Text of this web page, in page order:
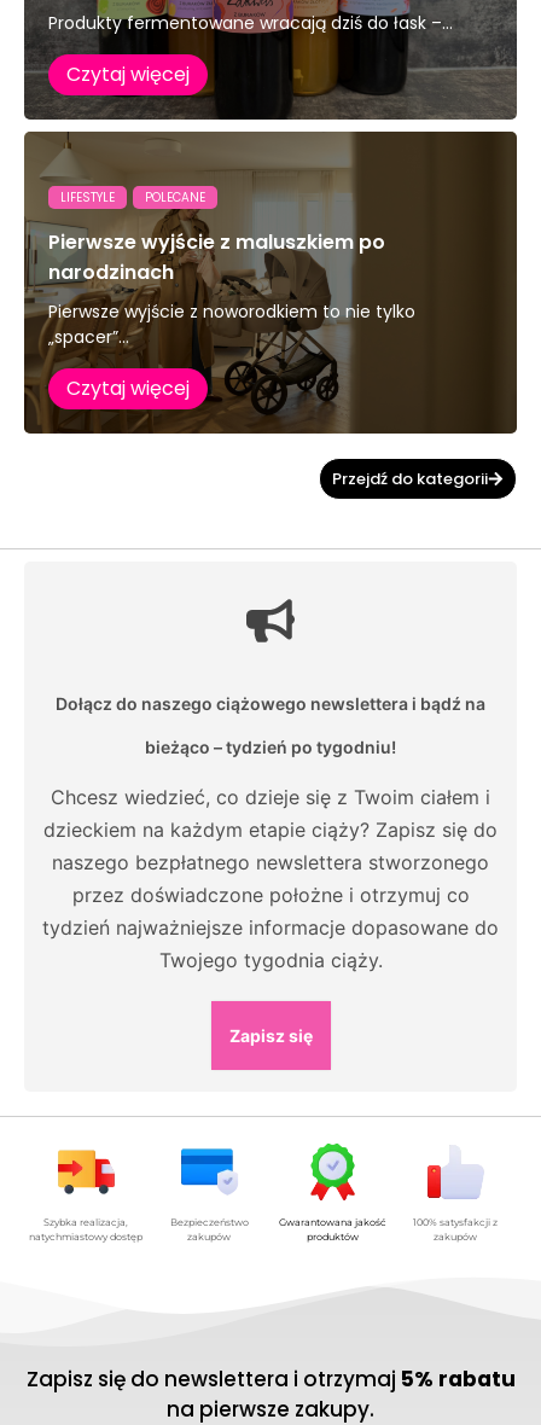
Produkty fermentowane wracają dziś do łask –...
Czytaj więcej
LIFESTYLE POLECANE
Pierwsze wyjście z maluszkiem po
narodzinach
Pierwsze wyjście z noworodkiem to nie tylko
„spacer”...
Czytaj więcej
Przejdź do kategorii
Dołącz do naszego ciążowego newslettera i bądź na
bieżąco – tydzień po tygodniu!
Chcesz wiedzieć, co dzieje się z Twoim ciałem i
dzieckiem na każdym etapie ciąży? Zapisz się do
naszego bezpłatnego newslettera stworzonego
przez doświadczone położne i otrzymuj co
tydzień najważniejsze informacje dopasowane do
Twojego tygodnia ciąży.
Zapisz się
Szybka realizacja,
natychmiastowy dostęp
Bezpieczeństwo
zakupów
Gwarantowana jakość
produktów
100% satysfakcji z
zakupów
Zapisz się do newslettera i otrzymaj 5% rabatu
na pierwsze zakupy.